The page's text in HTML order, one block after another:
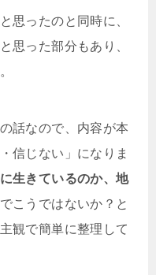
思ったのと同時に、
思った部分もあり、
話なので、内容が本
信じない」になりま
生きているのか、地
こうではないか？と
観で簡単に整理して